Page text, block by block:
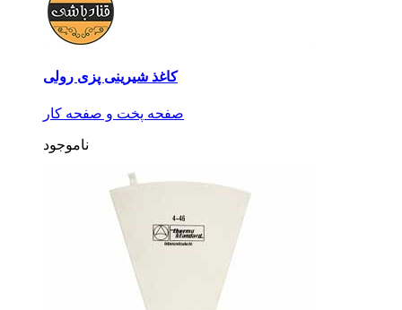
کاغذ شیرینی پزی رولی
صفحه پخت و صفحه کار
ناموجود